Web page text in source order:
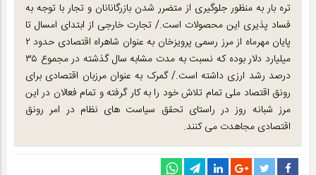
تره بار به منظور جلوگیری از متضرر شدن بازرگانانان و تجار با توجه به
فساد پذیری این محصولات است./ تجارت خارجی از ابتدای امسال تا
پایان مهرماه از مرز رسمی پرویزخان به عنوان شاهراه اقتصادی حدود ۲
میلیارد دلار بوده که نسبت به مدت مشابه سال گذشته در مجموع ۳۵
درصد رشد ارزی داشته است./ گمرک به عنوان مرزبان اقتصادی برای
رونق اقتصاد ملی تمام تلاش خود را به کار گرفته و تمام فعالان در این
مرز شبانه روز در راستای تحقق سیاست های نظام در امر رونق
اقتصادی مجاهدت می کنند.